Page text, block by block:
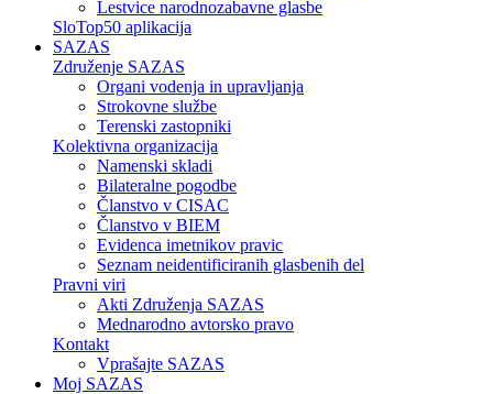
Lestvice narodnozabavne glasbe
SloTop50 aplikacija
SAZAS
Združenje SAZAS
Organi vodenja in upravljanja
Strokovne službe
Terenski zastopniki
Kolektivna organizacija
Namenski skladi
Bilateralne pogodbe
Članstvo v CISAC
Članstvo v BIEM
Evidenca imetnikov pravic
Seznam neidentificiranih glasbenih del
Pravni viri
Akti Združenja SAZAS
Mednarodno avtorsko pravo
Kontakt
Vprašajte SAZAS
Moj SAZAS